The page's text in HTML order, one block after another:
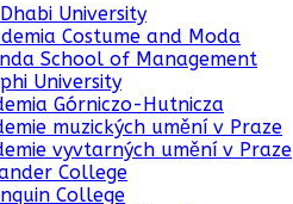
University
Costume and Moda
School of Management
University
Górniczo-Hutnicza
muzických umění v Praze
vyvtarných umění v Praze
College
College